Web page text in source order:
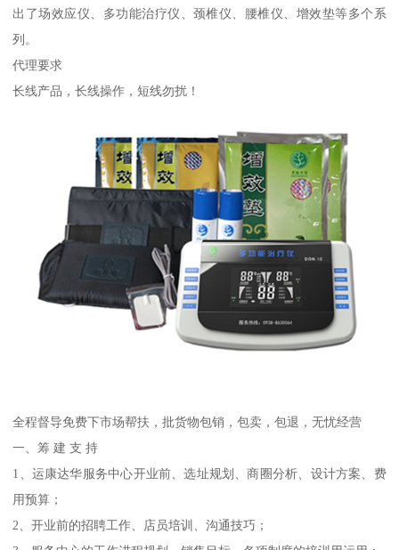
出了场效应仪、多功能治疗仪、颈椎仪、腰椎仪、增效垫等多个系
列。
代理要求
长线产品，长线操作，短线勿扰！
全程督导免费下市场帮扶，批货物包销，包卖，包退，无忧经营
一、筹 建 支 持
1、运康达华服务中心开业前、选址规划、商圈分析、设计方案、费
用预算；
2、开业前的招聘工作、店员培训、沟通技巧；